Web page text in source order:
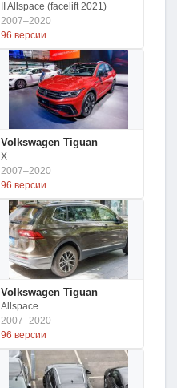
II Allspace (facelift 2021)
2007–2020
96 версии
Volkswagen Tiguan
X
2007–2020
96 версии
Volkswagen Tiguan
Allspace
2007–2020
96 версии